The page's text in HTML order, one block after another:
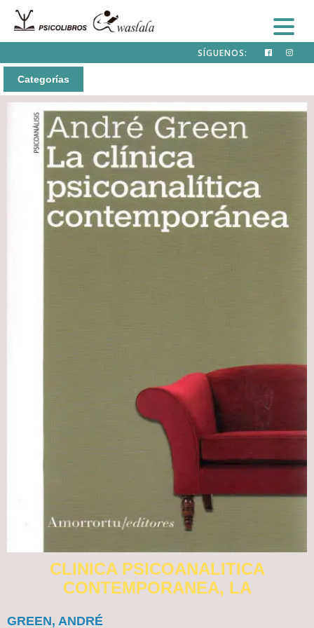
SÍGUENOS:
Categorías
CLINICA PSICOANALITICA
CONTEMPORANEA, LA
GREEN, ANDRÉ